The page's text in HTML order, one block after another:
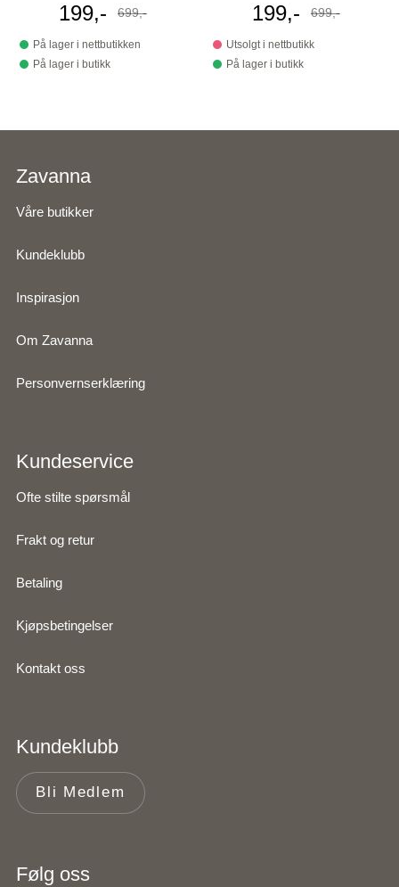
Tilbudspris
199,- Før
699,-
På lager i nettbutikken
På lager i butikk
Tilbudspris
199,- Før
699,-
Utsolgt i nettbutikk
På lager i butikk
Zavanna
Våre butikker
Kundeklubb
Inspirasjon
Om Zavanna
Personvernserklæring
Kundeservice
Ofte stilte spørsmål
Frakt og retur
Betaling
Kjøpsbetingelser
Kontakt oss
Kundeklubb
Bli Medlem
Følg oss